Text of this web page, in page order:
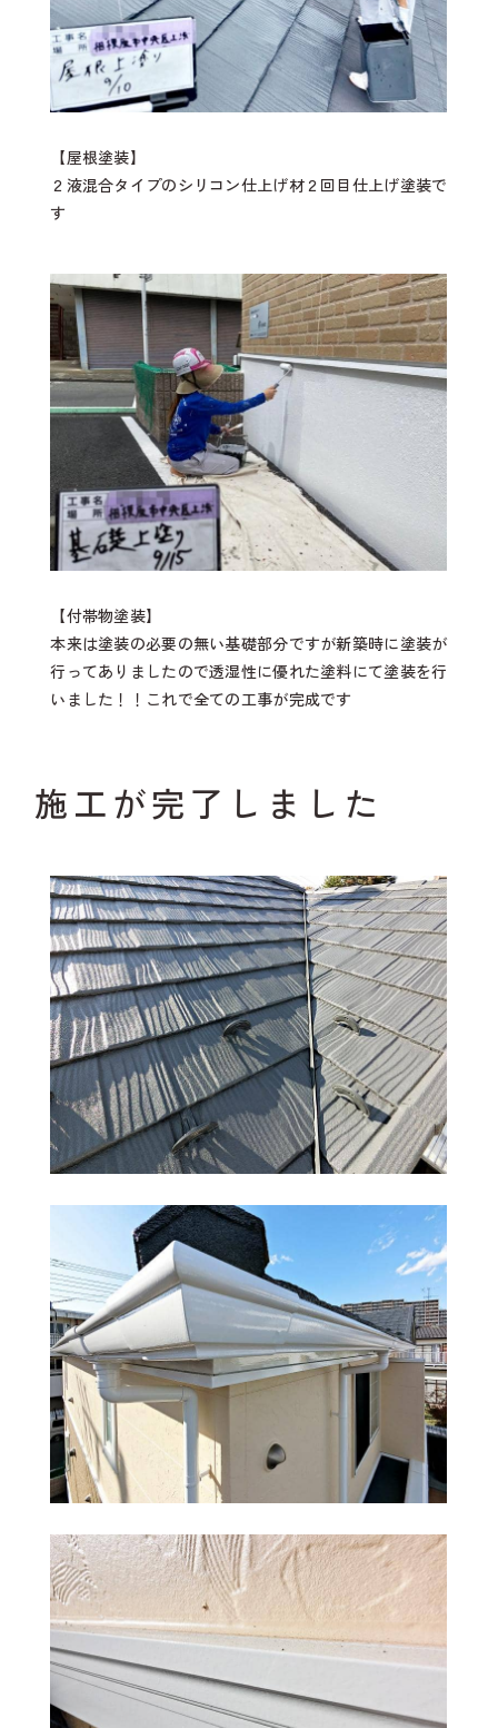
【屋根塗装】
２液混合タイプのシリコン仕上げ材２回目仕上げ塗装で
す
【付帯物塗装】
本来は塗装の必要の無い基礎部分ですが新築時に塗装が
行ってありましたので透湿性に優れた塗料にて塗装を行
いました！！これで全ての工事が完成です
施工が完了しました